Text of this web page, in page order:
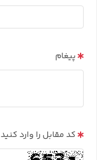
پیغام
کد مقابل را وارد کنید